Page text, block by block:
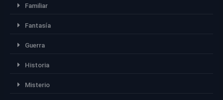
Familiar
Fantasía
Guerra
Historia
Misterio